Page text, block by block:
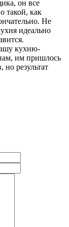
он все
такой, как
Не
идеально
кухню-
им пришлось
результат